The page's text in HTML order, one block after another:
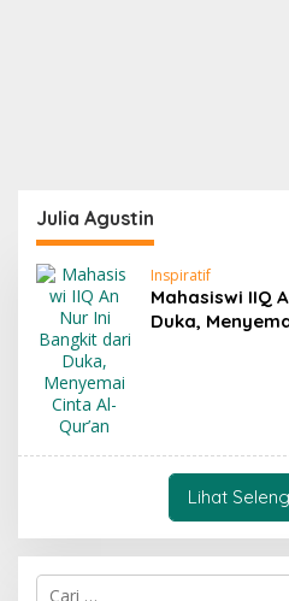
Julia Agustin
Inspiratif
Mahasiswi IIQ
Duka,
Lihat
C